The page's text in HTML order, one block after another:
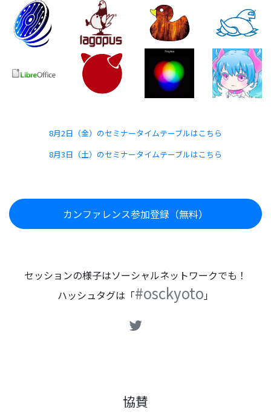
8月2日（金）のセミナータイムテーブルはこちら
8月3日（土）のセミナータイムテーブルはこちら
カンファレンス参加登録（無料）
セッションの様子はソーシャルネットワークでも！
ハッシュタグは「#osckyoto」
協賛